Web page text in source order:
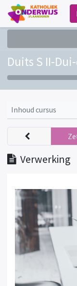
Duits S II-
Inhoud cursus
Verwerking